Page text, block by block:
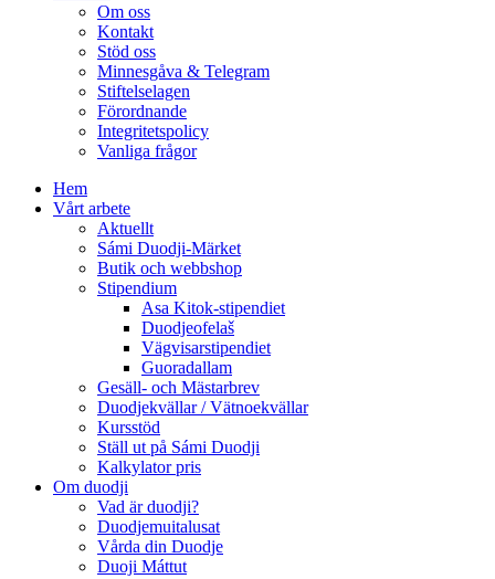
Om oss
Kontakt
Stöd oss
Minnesgåva & Telegram
Stiftelselagen
Förordnande
Integritetspolicy
Vanliga frågor
Hem
Vårt arbete
Aktuellt
Sámi Duodji-Märket
Butik och webbshop
Stipendium
Asa Kitok-stipendiet
Duodjeofelaš
Vägvisarstipendiet
Guoradallam
Gesäll- och Mästarbrev
Duodjekvällar / Vätnoekvällar
Kursstöd
Ställ ut på Sámi Duodji
Kalkylator pris
Om duodji
Vad är duodji?
Duodjemuitalusat
Vårda din Duodje
Duoji Máttut